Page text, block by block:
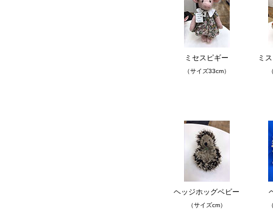
ミセスピギー
（サイズ33cm）
ミ
ヘッジホッグベビー
（サイズcm）